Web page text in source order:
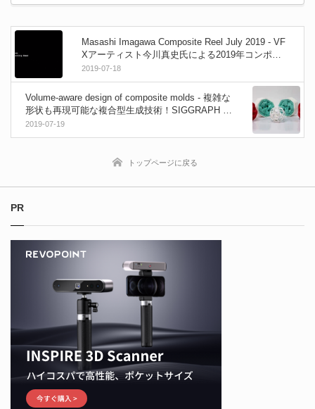
Masashi Imagawa Composite Reel July 2019 - VF
Xアーティスト今川真史氏による2019年コンポジ
ットリール！
2019-07-18
Volume-aware design of composite molds - 複雑な
形状も再現可能な複合型生成技術！SIGGRAPH 20
19論文
2019-07-19
トップページに戻る
PR